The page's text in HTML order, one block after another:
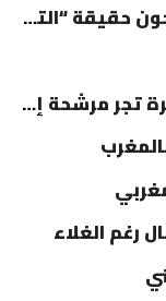
ورسوم التسجيل
إلى القضاء
رغم الغلاء